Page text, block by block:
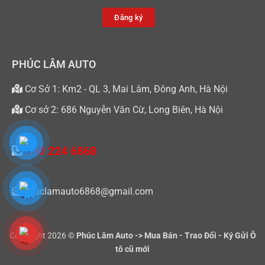
Đăng ký
PHÚC LÂM AUTO
Cơ Sở 1: Km2 - QL 3, Mai Lâm, Đông Anh, Hà Nội
Cơ sở 2: 686 Nguyễn Văn Cừ, Long Biên, Hà Nội
090 224 6868
phuclamauto6868@gmail.com
Copyright 2026 © Phúc Lâm Auto -> Mua Bán - Trao Đổi - Ký Gửi Ô
tô cũ mới